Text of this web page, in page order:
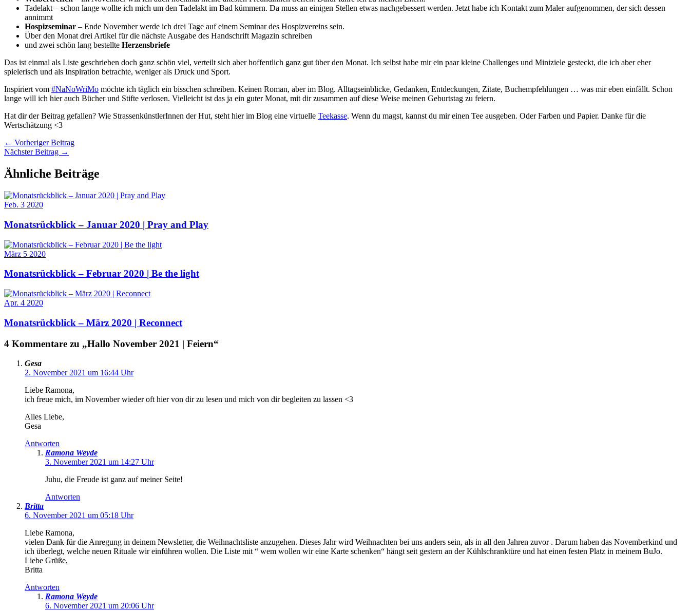
Tadelakt – schon lange wollte ich mich um den Tadelakt im Bad kümmern. Da muss an einigen Stellen etwas nachgebessert werden. Jetzt habe ich Kontakt zum Maler aufgenommen, der sich dessen
annimmt
Hospizseminar – Ende November werde ich drei Tage auf einem Seminar des Hospizvereins sein.
Über den Monat drei Artikel für die nächste Ausgabe des Handschrift Magazin schreiben
und zwei schön lang bestellte Herzensbriefe
Das ist einmal als Liste geschrieben doch ganz schön viel, verteilt sich aber hoffentlich ganz gut über den Monat. Ich selbst habe mir ein paar kleine Challenges und Miniziele gesteckt, die ich aber eher
spielerisch und als Inspiration betrachte, weniger als Druck und Sport.
Inspiriert vom #NaNoWriMo möchte ich täglich ein bisschen schreiben. Keinen Roman, aber im Blog. Alltagseinblicke, Gedanken, Entdeckungen, Zitate, Buchempfehlungen … was mir eben einfällt. Schon
lange will ich hier auch Bücher und Stifte verlosen. Vielleicht ist das ja ein guter Monat, mit dir zusammen auf diese Weise meinen Geburtstag zu feiern.
Hat dir der Beitrag gefallen? Wie StrassenkünstlerInnen der Hut, steht hier im Blog eine virtuelle Teekasse. Wenn du magst, kannst du mir einen Tee ausgeben. Oder Farben und Papier. Danke für die
Wertschätzung <3
← Vorheriger Beitrag
Nächster Beitrag →
Ähnliche Beiträge
Feb. 3 2020
Monatsrückblick – Januar 2020 | Pray and Play
März 5 2020
Monatsrückblick – Februar 2020 | Be the light
Apr. 4 2020
Monatsrückblick – März 2020 | Reconnect
4 Kommentare zu „Hallo November 2021 | Feiern“
Gesa
2. November 2021 um 16:44 Uhr
Liebe Ramona,
ich freue mich, im November wieder oft hier von dir zu lesen und mich von dir begleiten zu lassen <3
Alles Liebe,
Gesa
Antworten
Ramona Weyde
3. November 2021 um 14:27 Uhr
Juhu, die Freude ist ganz auf meiner Seite!
Antworten
Britta
6. November 2021 um 05:18 Uhr
Liebe Ramona,
vielen Dank für die Anregung in deinem Newsletter, die Weihnachtsliste anzugehen. Dieses Jahr wird Weihnachten bei uns anders sein, als in all den Jahren zuvor . Darum haben das Novemberkind und
ich überlegt, welche neuen Rituale wir einführen wollen. Die Liste mit “ wem wollen wir eine Karte schenken“ hängt seit gestern an der Kühlschranktüre und hat einen festen Platz in meinem BuJo.
Liebe Grüße,
Britta
Antworten
Ramona Weyde
6. November 2021 um 20:06 Uhr